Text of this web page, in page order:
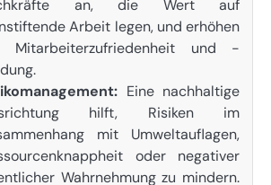
an, die Wert auf
Arbeit legen, und erhöhen
Mitarbeiterzufriedenheit und -
Eine nachhaltige
hilft, Risiken im
mit Umweltauflagen,
oder negativer
Wahrnehmung zu mindern.